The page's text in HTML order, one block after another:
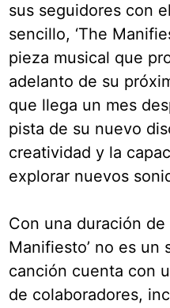
sus seguidores con
sencillo, ‘The
pieza musical que
adelanto de su
que llega un mes
pista de su nuevo
creatividad y la
explorar nuevos
Con una duración de
Manifiesto’ no es un
canción cuenta con
de colaboradores,